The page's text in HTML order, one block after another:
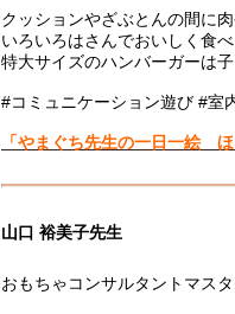
クッションやざぶとんの間に
いろいろはさんでおいしく食べ
特大サイズのハンバーガーは子
#コミュニケーション遊び #室
「やまぐち先生の一日一絵
山口 裕美子先生
おもちゃコンサルタントマス